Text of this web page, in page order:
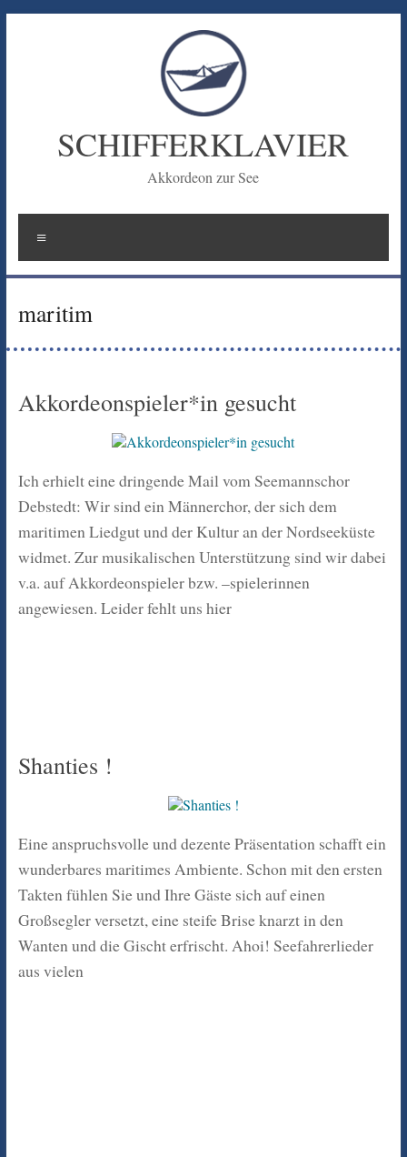
SCHIFFERKLAVIER
Akkordeon zur See
maritim
Akkordeonspieler*in gesucht
Ich erhielt eine dringende Mail vom Seemannschor
Debstedt: Wir sind ein Männerchor, der sich dem
maritimen Liedgut und der Kultur an der Nordseeküste
widmet. Zur musikalischen Unterstützung sind wir dabei
v.a. auf Akkordeonspieler bzw. –spielerinnen
angewiesen. Leider fehlt uns hier
Shanties !
Eine anspruchsvolle und dezente Präsentation schafft ein
wunderbares maritimes Ambiente. Schon mit den ersten
Takten fühlen Sie und Ihre Gäste sich auf einen
Großsegler versetzt, eine steife Brise knarzt in den
Wanten und die Gischt erfrischt. Ahoi! Seefahrerlieder
aus vielen